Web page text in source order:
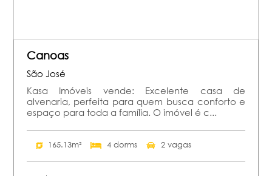
Canoas
São José
Kasa Imóveis vende: Excelente casa de
alvenaria, perfeita para quem busca conforto e
espaço para toda a família. O imóvel é c...
165.13m² 4 dorms 2 vagas